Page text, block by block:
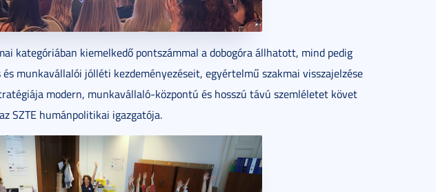
kategóriában kiemelkedő pontszámmal a dobogóra állhatott, mind pedig
munkavállalói jólléti kezdeményezéseit, egyértelmű szakmai visszajelzése
modern, munkavállaló-központú és hosszú távú szemléletet követ
SZTE humánpolitikai igazgatója.